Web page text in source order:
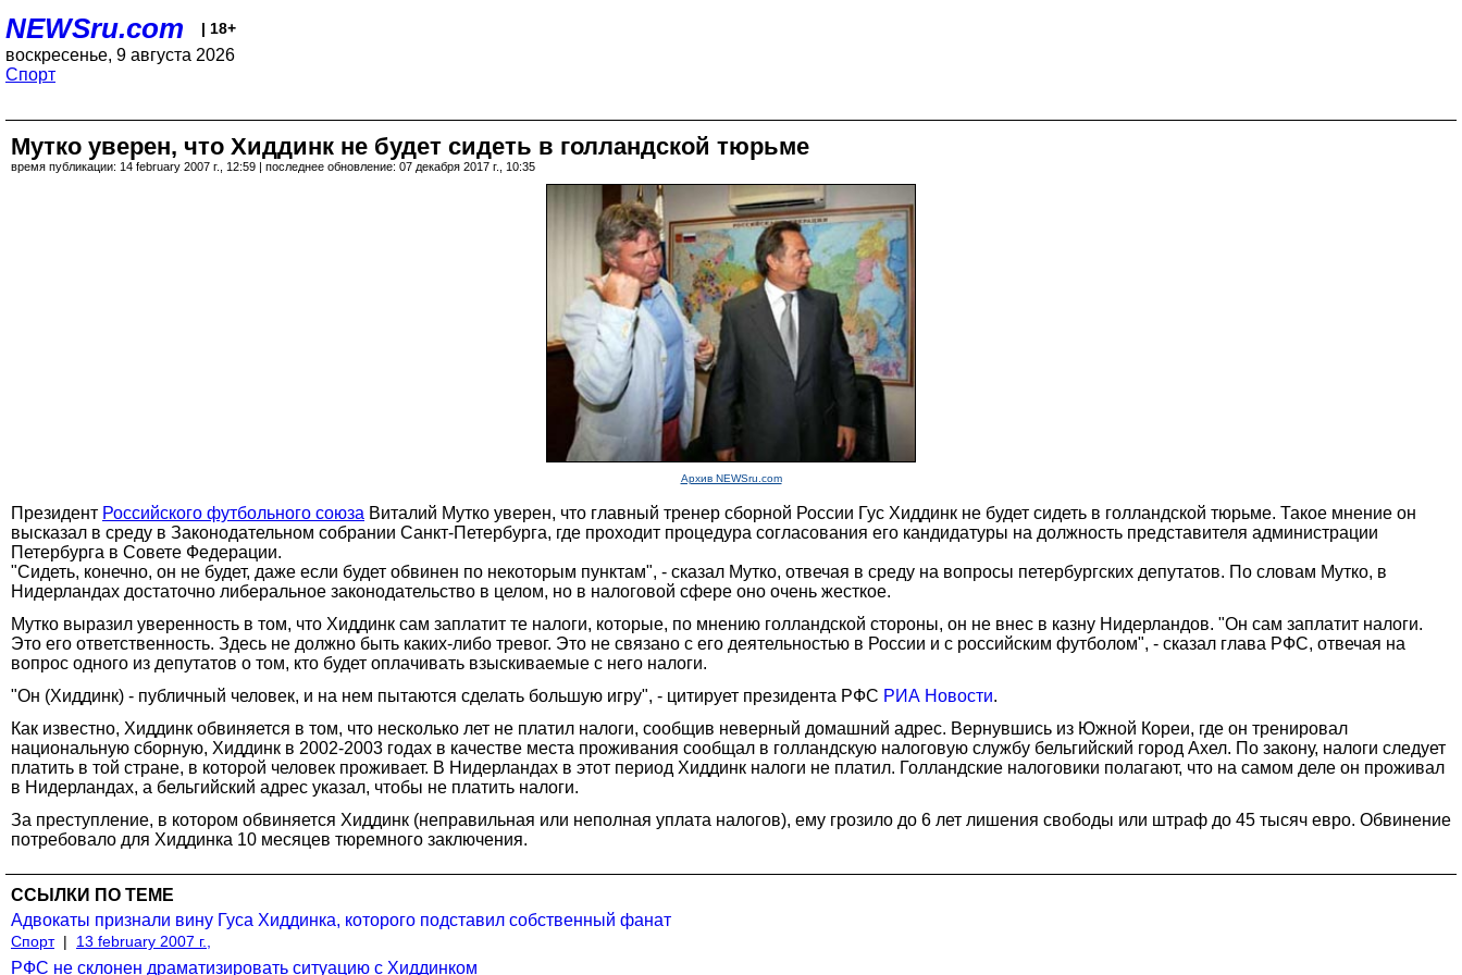
NEWSru.com | 18+
воскресенье, 9 августа 2026
Спорт
Мутко уверен, что Хиддинк не будет сидеть в голландской тюрьме
время публикации: 14 february 2007 г., 12:59 | последнее обновление: 07 декабря 2017 г., 10:35
Архив NEWSru.com
Президент Российского футбольного союза Виталий Мутко уверен, что главный тренер сборной России Гус Хиддинк не будет сидеть в голландской тюрьме. Такое мнение он
высказал в среду в Законодательном собрании Санкт-Петербурга, где проходит процедура согласования его кандидатуры на должность представителя администрации
Петербурга в Совете Федерации.
"Сидеть, конечно, он не будет, даже если будет обвинен по некоторым пунктам", - сказал Мутко, отвечая в среду на вопросы петербургских депутатов. По словам Мутко, в
Нидерландах достаточно либеральное законодательство в целом, но в налоговой сфере оно очень жесткое.
Мутко выразил уверенность в том, что Хиддинк сам заплатит те налоги, которые, по мнению голландской стороны, он не внес в казну Нидерландов. "Он сам заплатит налоги.
Это его ответственность. Здесь не должно быть каких-либо тревог. Это не связано с его деятельностью в России и с российским футболом", - сказал глава РФС, отвечая на
вопрос одного из депутатов о том, кто будет оплачивать взыскиваемые с него налоги.
"Он (Хиддинк) - публичный человек, и на нем пытаются сделать большую игру", - цитирует президента РФС РИА Новости.
Как известно, Хиддинк обвиняется в том, что несколько лет не платил налоги, сообщив неверный домашний адрес. Вернувшись из Южной Кореи, где он тренировал
национальную сборную, Хиддинк в 2002-2003 годах в качестве места проживания сообщал в голландскую налоговую службу бельгийский город Ахел. По закону, налоги следует
платить в той стране, в которой человек проживает. В Нидерландах в этот период Хиддинк налоги не платил. Голландские налоговики полагают, что на самом деле он проживал
в Нидерландах, а бельгийский адрес указал, чтобы не платить налоги.
За преступление, в котором обвиняется Хиддинк (неправильная или неполная уплата налогов), ему грозило до 6 лет лишения свободы или штраф до 45 тысяч евро. Обвинение
потребовало для Хиддинка 10 месяцев тюремного заключения.
ССЫЛКИ ПО ТЕМЕ
Адвокаты признали вину Гуса Хиддинка, которого подставил собственный фанат
Спорт | 13 february 2007 г.,
РФС не склонен драматизировать ситуацию с Хиддинком